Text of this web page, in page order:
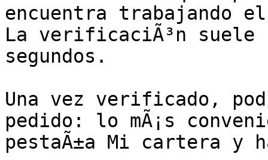
encuentra trabajando el
La verificaciÃ³n suele
segundos.
Una vez verificado,
pedido: lo mÃ¡s
pestaÃ±a Mi cartera y